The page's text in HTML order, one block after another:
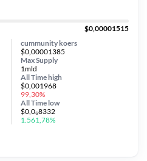
$0,00001515
cummunity koers
$0,00001385
Max Supply
1mld
All Timehigh
$0,001968
99,30%
All Time low
$0,0₆8332
1.561,78%